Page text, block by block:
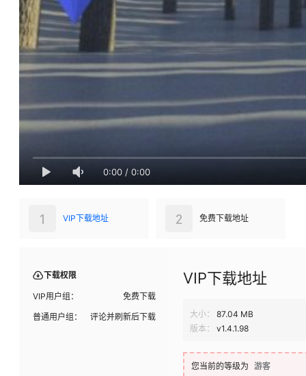
0:00 / 0:00
VIP下载地址
1 免费下载地址
2
下载权限
VIP用户组：
免费下载
普通用户组：
评论并刷新后下载
VIP下载地址
大小：
87.04 MB
版本：
v1.4.1.98
您当前的等级为 游客